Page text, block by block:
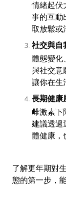
情緒起伏
事的互動
取放鬆或
社交與自
體態變化
與社交意
讓你在生
長期健康
雌激素下
建議透過
體健康，
了解更年期對
態的第一步，